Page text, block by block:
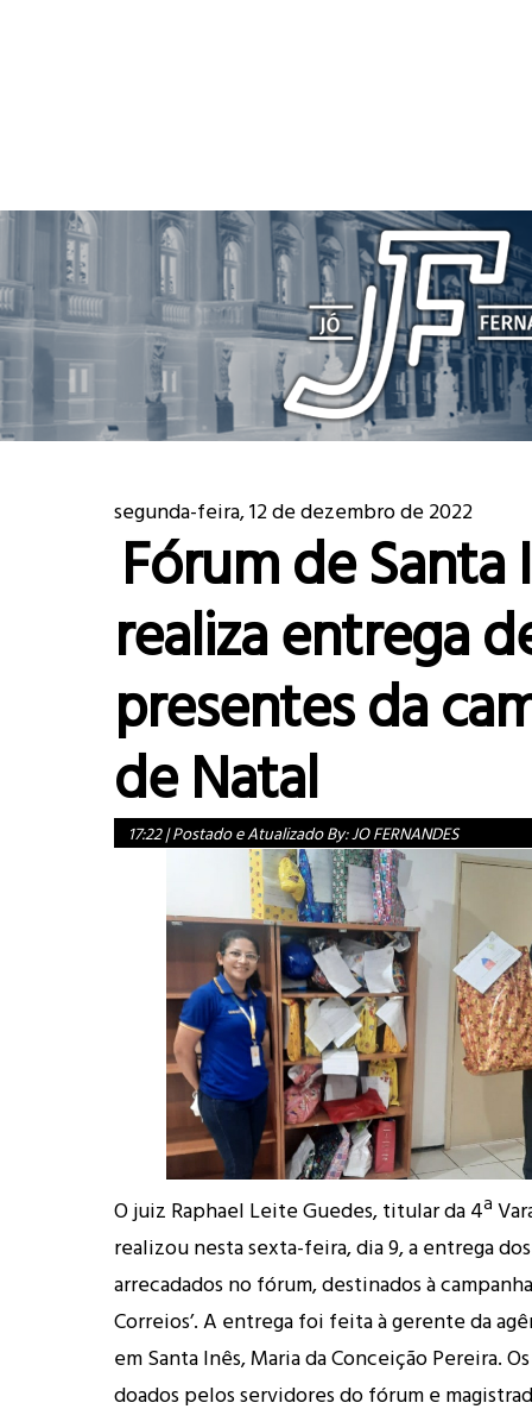
segunda-feira, 12 de dezembro de 2022
Fórum de Santa
realiza entrega
presentes da
de Natal
17:22|Postado e Atualizado By:JO FERNANDES
O juiz Raphael Leite Guedes, titular da 4ª
realizou nesta sexta-feira, dia 9, a entrega
arrecadados no fórum, destinados à
Correios’. A entrega foi feita à gerente da
em Santa Inês, Maria da Conceição Pereira.
doados pelos servidores do fórum e